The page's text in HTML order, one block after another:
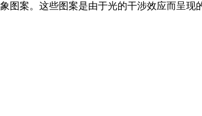
案。这些图案是由于光的干涉效应而呈